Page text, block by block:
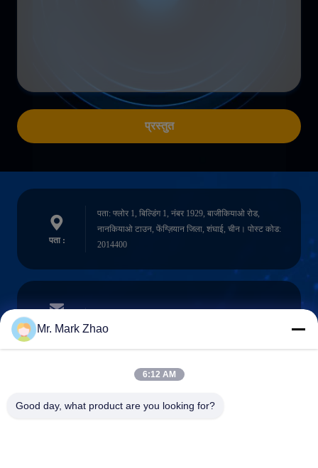
प्रस्तुत
पता :
पता: फ्लोर 1, बिल्डिंग 1, नंबर 1929, बाजीकियाओ रोड,
नानकियाओ टाउन, फेंग्ज़ियान जिला, शंघाई, चीन। पोस्ट कोड:
2014400
ईमेल
फ़ोन :
Mr. Mark Zhao
6:12 AM
Good day, what product are you looking for?